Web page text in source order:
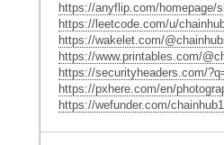
https://anyflip.com/homepage/
https://leetcode.com/u/
https://wakelet.com/
https://www.printables.com/
https://securityheaders.com/
https://pxhere.com/en/
https://wefunder.com/chainhub1